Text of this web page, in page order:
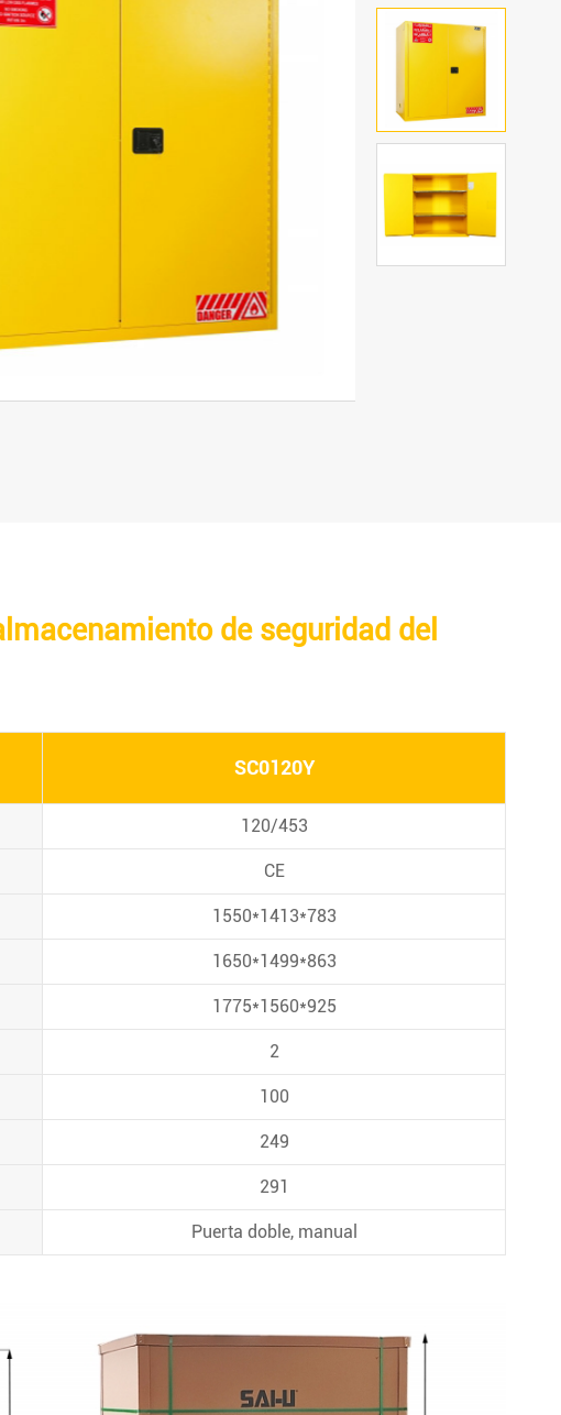
de seguridad del
SC0120Y
120/453
CE
1550*1413*783
1650*1499*863
1775*1560*925
2
100
249
291
Puerta doble, manual